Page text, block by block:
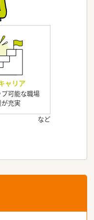
ャリア
可能な職場
充実